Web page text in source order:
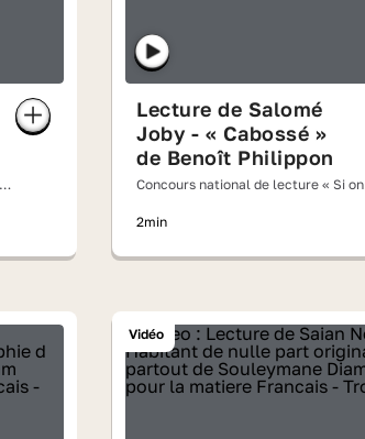
Lecture de Salomé
Joby - « Cabossé »
de Benoît Philippon
Concours national de lecture « Si on
2min
Vidéo